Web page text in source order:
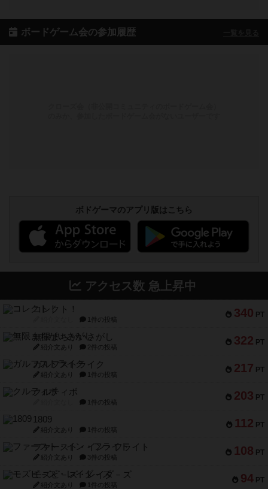
ボードゲーム会の参加履歴
ボドゲーマのアプリ版はこちら
アクセス数 急上昇中
340 PT
コレクト！
1件の投稿
322 PT
無限まちがいさがし
紹介文あり 2件の投稿
217 PT
ガルフストライク
紹介文あり 1件の投稿
203 PT
クルティボ
1件の投稿
112 PT
1809
紹介文あり 1件の投稿
108 PT
ファースト・イン・フライト
紹介文あり 3件の投稿
94 PT
モズビ－ズ・レイダ－ズ
紹介文あり 1件の投稿